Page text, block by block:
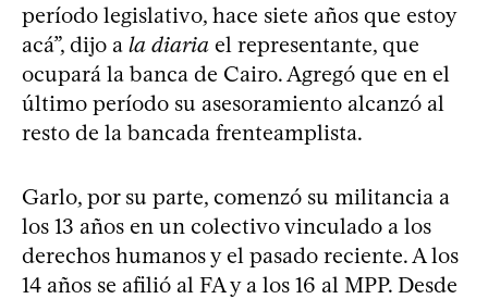
período legislativo, hace siete años que estoy
acá”, dijo a la diaria el representante, que
ocupará la banca de Cairo. Agregó que en el
último período su asesoramiento alcanzó al
resto de la bancada frenteamplista.
Garlo, por su parte, comenzó su militancia a
los 13 años en un colectivo vinculado a los
derechos humanos y el pasado reciente. A los
14 años se afilió al FA y a los 16 al MPP. Desde